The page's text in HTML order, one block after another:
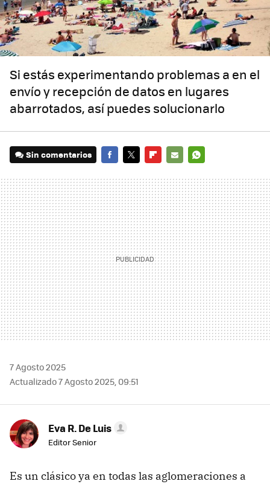
Si estás experimentando problemas a en el
envío y recepción de datos en lugares
abarrotados, así puedes solucionarlo
Sin comentarios
MAIL
7 Agosto 2025
Actualizado 7 Agosto 2025, 09:51
Eva R. De Luis
Editor Senior
Es un clásico ya en todas las aglomeraciones a